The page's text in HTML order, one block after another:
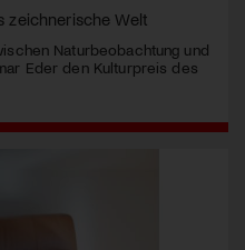
zeichnerische Welt
Naturbeobachtung und
Eder den Kulturpreis des